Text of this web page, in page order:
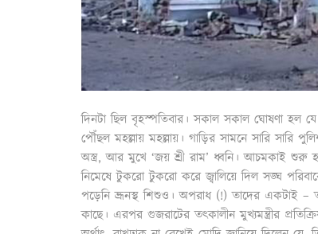
দিনটা ছিল বৃহস্পতিবার। সকাল সকাল ঘোষণা হল
পৌঁছল মহল্লায় মহল্লায়। গাড়ির সামনে সারি সারি
অস্ত্র, আর মুখে ‘জয় শ্রী রাম’ ধ্বনি। আচমকাই শুরু
নিমেষে টুকরো টুকরো করে জ্বালিয়ে দিল সঙ্ঘ
পড়েনি ভ্রূনস্থ শিশুও। অপরাধ (!) তাদের একটাই –
কাছে। এরপর গুজরাটের তৎকালীন মুখ্যমন্ত্রীর